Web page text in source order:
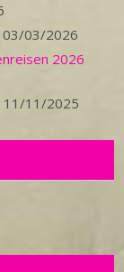
03/03/2026
2026
11/11/2025